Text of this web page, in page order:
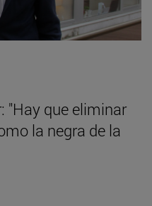
"Hay que eliminar
la negra de la